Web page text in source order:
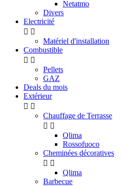
Netatmo
Divers
Electricité
 
Matériel d'installation
Combustible
 
Pellets
GAZ
Deals du mois
Extérieur
 
Chauffage de Terrasse
 
Qlima
Rossofuoco
Cheminées décoratives
 
Qlima
Barbecue